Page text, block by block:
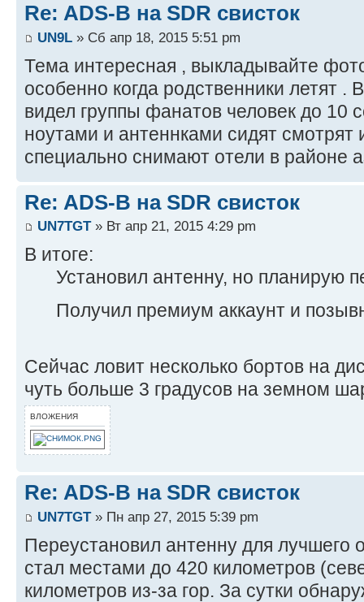
Re: ADS-B на SDR свисток
UN9L » Сб апр 18, 2015 5:51 pm
Тема интересная , выкладывайте
особенно когда родственники летят
видел группы фанатов человек до 10
ноутами и антеннками сидят
специально снимают отели в районе
Re: ADS-B на SDR свисток
UN7TGT» Вт апр 21, 2015 4:29 pm
В итоге:
Установил антенну, но планирую
Получил премиум аккаунт и
Сейчас ловит несколько бортов на
чуть больше 3 градусов на земном
ВЛОЖЕНИЯ
Re: ADS-B на SDR свисток
UN7TGT» Пн апр 27, 2015 5:39 pm
Переустановил антенну для лучшего
стал местами до 420 километров
километров из-за гор. За сутки